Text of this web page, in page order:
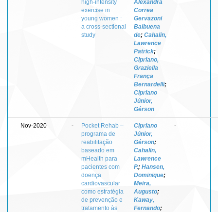
high-intensity
exercise in
young women :
a cross-sectional
study
Alexandra
Correa
Gervazoni
Balbuena
de; Cahalin,
Lawrence
Patrick;
Cipriano,
Graziella
França
Bernardelli;
Cipriano
Júnior,
Gérson
Nov-2020 -
Pocket Rehab –
programa de
reabilitação
baseado em
mHealth para
pacientes com
doença
cardiovascular
como estratégia
de prevenção e
tratamento às
Cipriano
Júnior,
Gérson;
Cahalin,
Lawrence
P.; Hansen,
Dominique;
Meira,
Augusto;
Kaway,
Fernando;
-